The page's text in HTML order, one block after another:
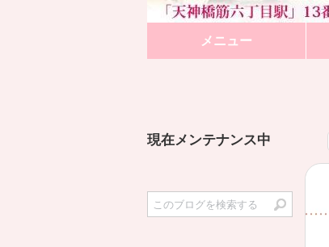
メニュー
現在メンテナンス中